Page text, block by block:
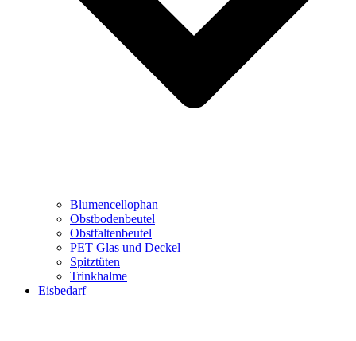
Blumencellophan
Obstbodenbeutel
Obstfaltenbeutel
PET Glas und Deckel
Spitztüten
Trinkhalme
Eisbedarf